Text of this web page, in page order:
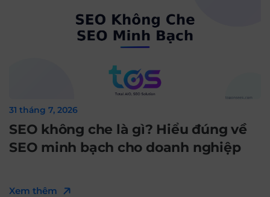
31 tháng 7, 2026
SEO không che là gì? Hiểu đúng về
SEO minh bạch cho doanh nghiệp
Xem thêm